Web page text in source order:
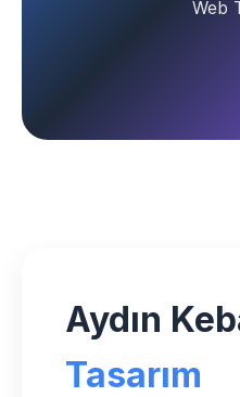
Web
Aydın
Tasarım